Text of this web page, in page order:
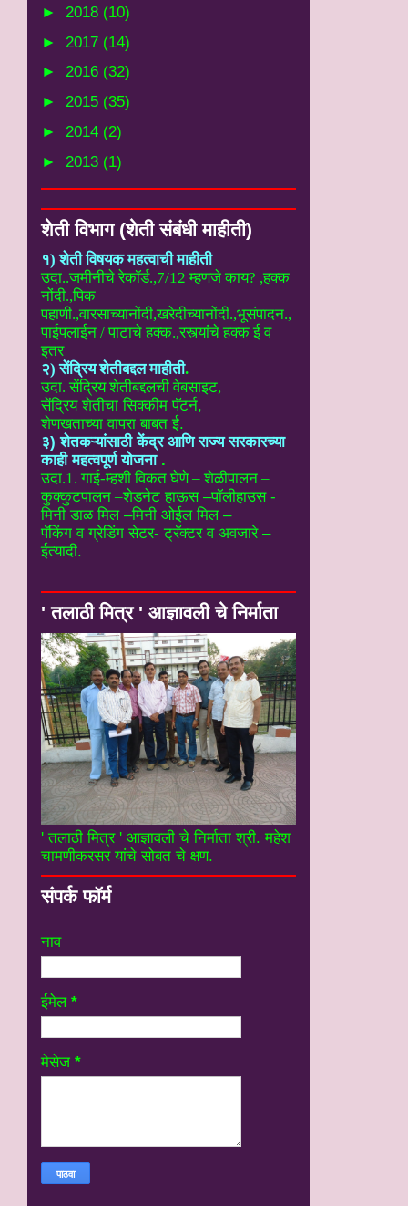
► 2018 (10)
► 2017 (14)
► 2016 (32)
► 2015 (35)
► 2014 (2)
► 2013 (1)
शेती विभाग (शेती संबंधी माहीती)
१) शेती विषयक महत्वाची माहीती
उदा..जमीनीचे रेकॉर्ड.,7/12 म्हणजे काय? ,हक्क
नोंदी.,पिक
पहाणी.,वारसाच्यानोंदी,खरेदीच्यानोंदी.,भूसंपादन.,
पाईपलाईन / पाटाचे हक्क.,रस्त्यांचे हक्क ईव
इतर
२) सेंद्रिय शेतीबद्दल माहीती.
उदा. सेंद्रिय शेतीबद्दलची वेबसाइट,
सेंद्रिय शेतीचा सिक्कीम पॅटर्न,
शेणखताच्या वापरा बाबत ई.
३) शेतकऱ्यांसाठी केंद्र आणि राज्य सरकारच्या
काही महत्वपूर्ण योजना.
उदा.1. गाई-म्हशी विकत घेणे – शेळीपालन –
कुक्कुटपालन –शेडनेट हाऊस –पॉलीहाउस -
मिनी डाळ मिल –मिनी ओईल मिल –
पॅकिंग व ग्रेडिंग सेटर- ट्रॅक्टर व अवजारे –
ईत्यादी.
' तलाठी मित्र ' आज्ञावली चे निर्माता
' तलाठी मित्र ' आज्ञावली चे निर्माता श्री. महेश
चामणीकरसर यांचे सोबत चे क्षण.
संपर्क फॉर्म
नाव
ईमेल *
मेसेज *